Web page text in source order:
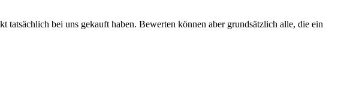
bei uns gekauft haben. Bewerten können aber grundsätzlich alle, die ein